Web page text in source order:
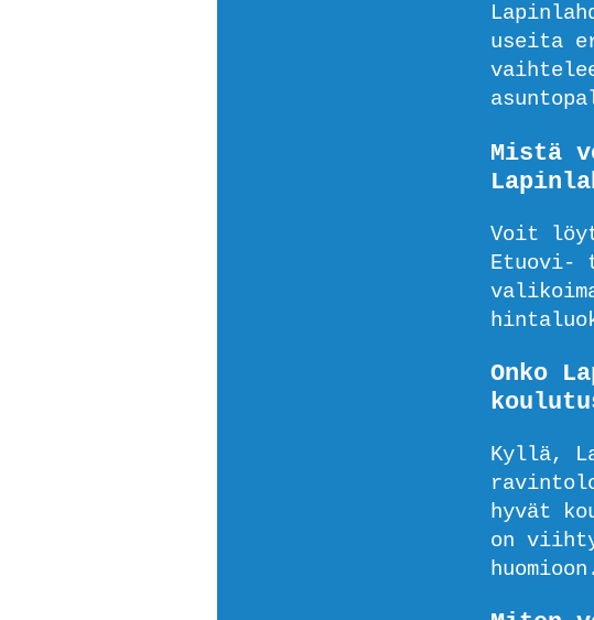
useita
Mistä
Voit
Etuovi-
Onko
Kyllä,
hyvät
on
huomioon.